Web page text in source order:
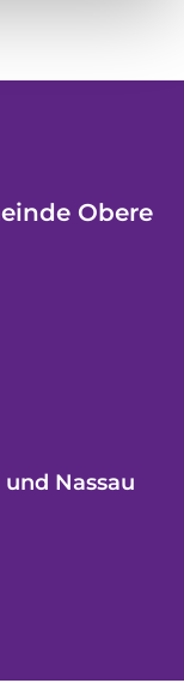
Obere
Nassau